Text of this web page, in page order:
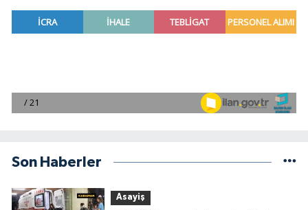
Son Haberler
Asayiş